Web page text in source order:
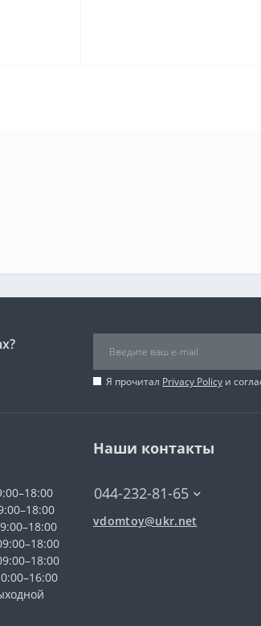
Я прочитал Privacy Policy и
Наши контакты
044-232-81-65
vdomtoy@ukr.net